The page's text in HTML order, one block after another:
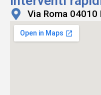
Via Roma 04010